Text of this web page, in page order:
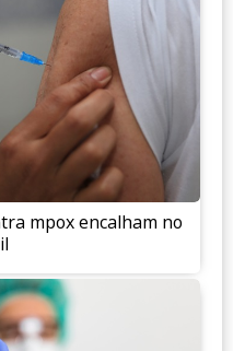
mpox encalham no